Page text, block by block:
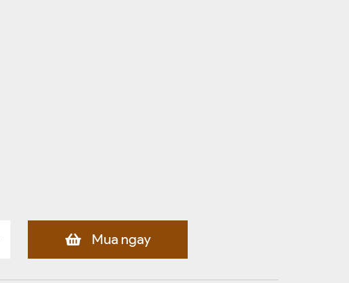
Mua ngay